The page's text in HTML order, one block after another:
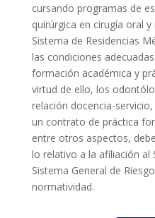
cursando programas de
quirúrgica en cirugía oral
Sistema de Residencias
las condiciones
formación académica y
virtud de ello, los
relación docencia-
un contrato de práctica
entre otros aspectos,
lo relativo a la afiliación al
Sistema General de
normatividad.